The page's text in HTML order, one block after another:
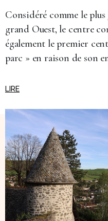
Considéré comme le
grand Ouest, le centre
également le premier
parc » en raison de son